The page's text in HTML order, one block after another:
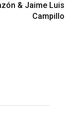
& Jaime Luis
Campillo